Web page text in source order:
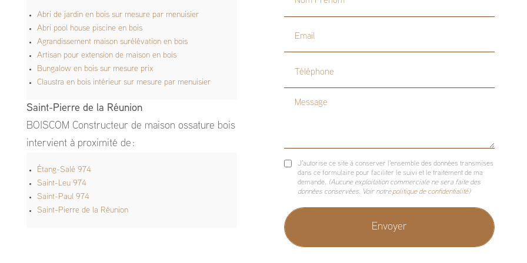
Abri de jardin en bois sur mesure par menuisier
Abri pool house piscine en bois
Agrandissement maison surélévation en bois
Artisan pour extension de maison en bois
Bungalow en bois sur mesure prix
Claustra en bois intérieur sur mesure par menuisier
Saint-Pierre de la Réunion
BOISCOM Constructeur de maison ossature bois
intervient à proximité de :
Étang-Salé 974
Saint-Leu 974
Saint-Paul 974
Saint-Pierre de la Réunion
Email
Message
J'autorise ce site à conserver l'ensemble des données transmises
dans ce formulaire pour faciliter le suivi et le traitement de ma
demande. (Aucune exploitation commerciale ne sera faite des
données conservées. Voir notrepolitique de confidentialité)